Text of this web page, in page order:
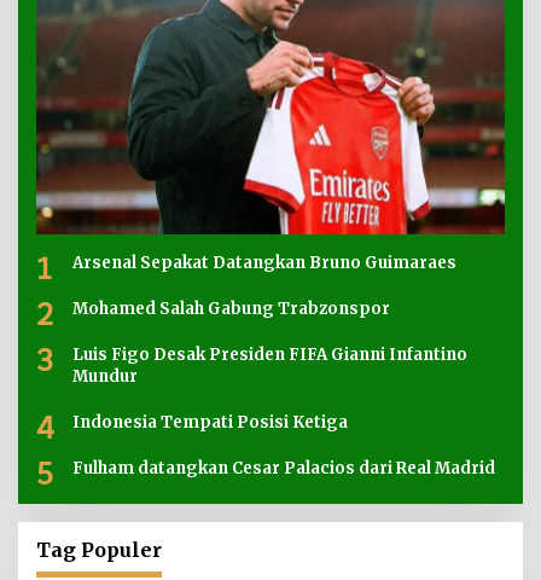
1 Arsenal Sepakat Datangkan Bruno Guimaraes
2 Mohamed Salah Gabung Trabzonspor
3
Luis Figo Desak Presiden FIFA Gianni Infantino
Mundur
4 Indonesia Tempati Posisi Ketiga
5 Fulham datangkan Cesar Palacios dari Real Madrid
Tag Populer